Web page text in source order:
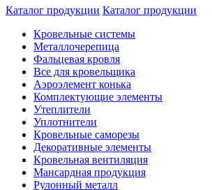
Каталог продукции Каталог продукции
Кровельные системы
Металлочерепица
Фальцевая кровля
Все для кровельщика
Аэроэлемент конька
Комплектующие элементы
Утеплители
Уплотнители
Кровельные саморезы
Декоративные элементы
Кровельная вентиляция
Мансардная продукция
Рулонный металл